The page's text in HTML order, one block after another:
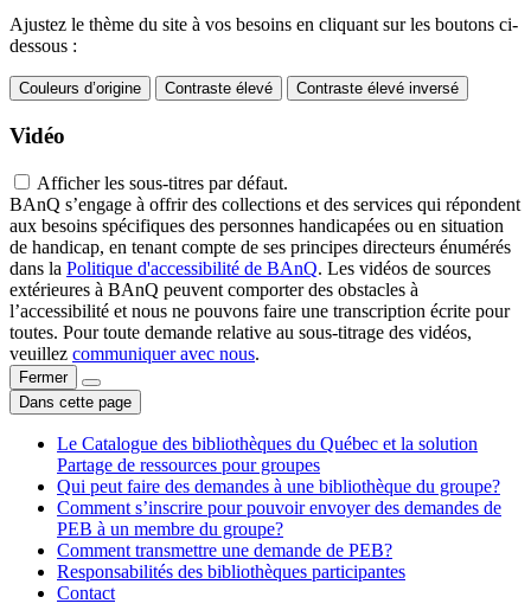
Ajustez le thème du site à vos besoins en cliquant sur les boutons ci-
dessous :
Couleurs d’origine Contraste élevé Contraste élevé inversé
Vidéo
Afficher les sous-titres par défaut.
BAnQ s’engage à offrir des collections et des services qui répondent
aux besoins spécifiques des personnes handicapées ou en situation
de handicap, en tenant compte de ses principes directeurs énumérés
dans la Politique d'accessibilité de BAnQ. Les vidéos de sources
extérieures à BAnQ peuvent comporter des obstacles à
l’accessibilité et nous ne pouvons faire une transcription écrite pour
toutes. Pour toute demande relative au sous-titrage des vidéos,
veuillez communiquer avec nous.
Fermer
Dans cette page
Le Catalogue des bibliothèques du Québec et la solution
Partage de ressources pour groupes
Qui peut faire des demandes à une bibliothèque du groupe?
Comment s’inscrire pour pouvoir envoyer des demandes de
PEB à un membre du groupe?
Comment transmettre une demande de PEB?
Responsabilités des bibliothèques participantes
Contact